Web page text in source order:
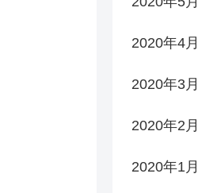
2020年4月
2020年3月
2020年2月
2020年1月